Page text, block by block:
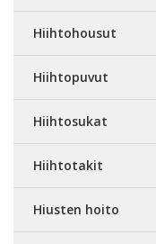
Hiihtohousut
Hiihtopuvut
Hiihtosukat
Hiihtotakit
Hiusten hoito